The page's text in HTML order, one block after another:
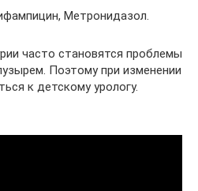
Метронидазол.
часто становятся проблемы
Поэтому при изменении
к детскому урологу.